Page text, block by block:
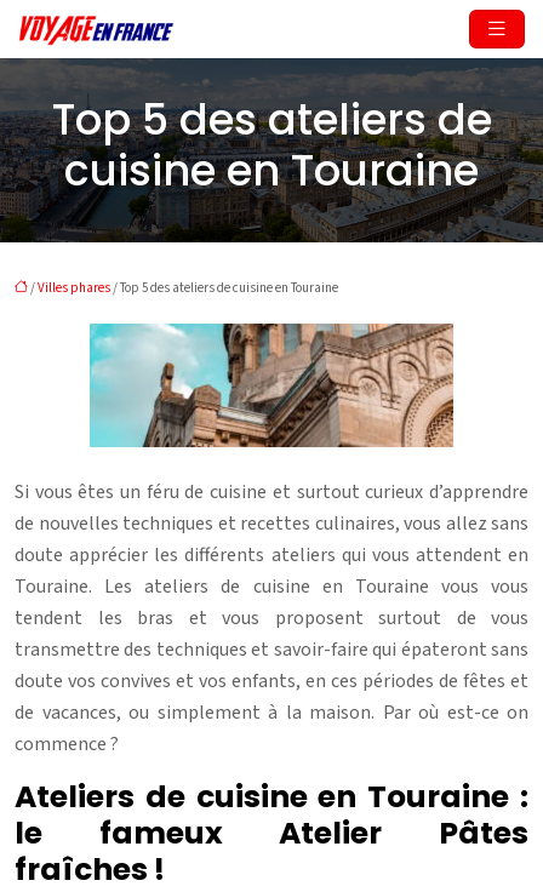
Top 5 des ateliers de
cuisine en Touraine
/Villes phares / Top 5 des ateliers de cuisine en Touraine
Si vous êtes un féru de cuisine et surtout curieux d’apprendre
de nouvelles techniques et recettes culinaires, vous allez sans
doute apprécier les différents ateliers qui vous attendent en
Touraine. Les ateliers de cuisine en Touraine vous vous
tendent les bras et vous proposent surtout de vous
transmettre des techniques et savoir-faire qui épateront sans
doute vos convives et vos enfants, en ces périodes de fêtes et
de vacances, ou simplement à la maison. Par où est-ce on
commence ?
Ateliers de cuisine en Touraine :
le fameux Atelier Pâtes
fraîches !